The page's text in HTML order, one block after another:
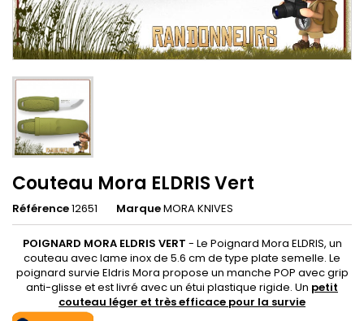
Couteau Mora ELDRIS Vert
Référence12651 MarqueMORA KNIVES
POIGNARD MORA ELDRIS VERT - Le Poignard Mora ELDRIS, un
couteau avec lame inox de 5.6 cm de type plate semelle. Le
poignard survie Eldris Mora propose un manche POP avec grip
anti-glisse et est livré avec un étui plastique rigide. Un petit
couteau léger et très efficace pour la survie